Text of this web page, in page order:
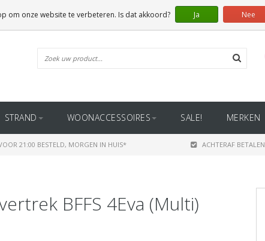
STRAND WOONACCESSOIRES SALE! MERKEN
21:00 BESTELD, MORGEN IN HUIS* ACHTERAF BETALEN
BFFS 4Eva (Multi)
om onze website te verbeteren. Is dat akkoord? Ja Nee